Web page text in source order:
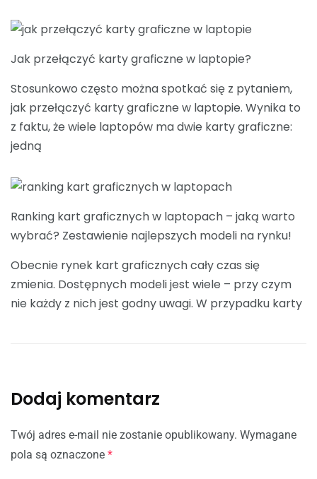
Jak przełączyć karty graficzne w laptopie?
Stosunkowo często można spotkać się z pytaniem,
jak przełączyć karty graficzne w laptopie. Wynika to
z faktu, że wiele laptopów ma dwie karty graficzne:
jedną
Ranking kart graficznych w laptopach – jaką warto
wybrać? Zestawienie najlepszych modeli na rynku!
Obecnie rynek kart graficznych cały czas się
zmienia. Dostępnych modeli jest wiele – przy czym
nie każdy z nich jest godny uwagi. W przypadku karty
Dodaj komentarz
Twój adres e-mail nie zostanie opublikowany. Wymagane
pola są oznaczone *